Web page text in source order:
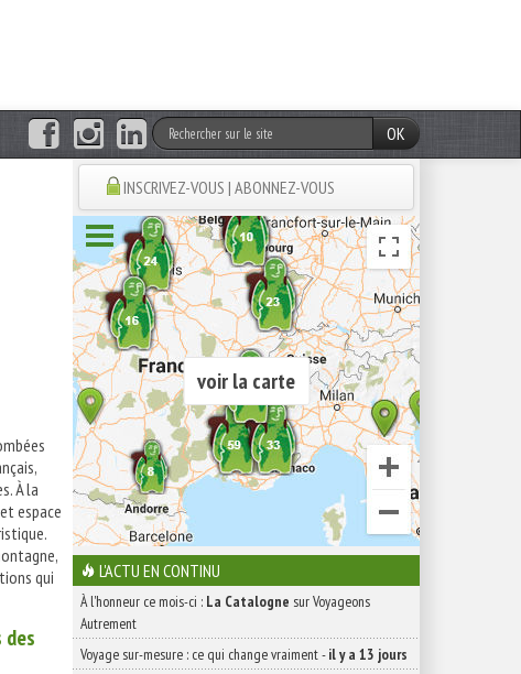
OK
À la
espace
qui
INSCRIVEZ-VOUS | ABONNEZ-VOUS
voir la carte
L'ACTU EN CONTINU
À l'honneur ce mois-ci : La Catalogne sur Voyageons
Autrement
Voyage sur-mesure : ce qui change vraiment-il y a 13 jours